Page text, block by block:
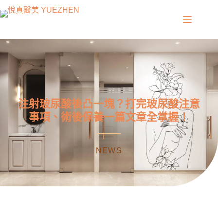
注射玻尿酸後凸一塊？打完玻尿酸注意
事項、術後保養一篇文章全掌握！
NEWS